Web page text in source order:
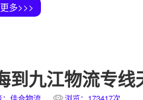
多>>>
到九江物流专线
：佳合物流 浏览：173417次